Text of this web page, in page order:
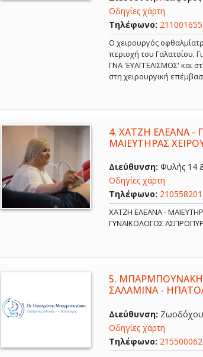
Οδηγίες χάρτη
Τηλέφωνο:
Ο χειρουργός
περιοχή του Γαλατσίου.
ΓΝΑ 'ΕΥΑΓΓΕΛΙΣΜΟΣ' και
στη χειρουργική
4. ΧΑΤΖΗ ΕΛΕΑΝΑ -
ΜΑΙΕΥΤΗΡΑΣ
Διεύθυνση: Φυλής 14
Οδηγίες χάρτη
Τηλέφωνο:
ΧΑΤΖΗ ΕΛΕΑΝΑ -
ΓΥΝΑΙΚΟΛΟΓΟΣ
5.
ΣΑΛΑΜΙΝΑ -
Διεύθυνση: Ζωοδόχου
Οδηγίες χάρτη
Τηλέφωνο: